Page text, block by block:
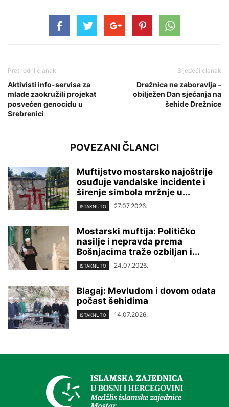
Prethodni članak
Aktivisti info-servisa za
mlade zaokružili projekat
posvećen genocidu u
Srebrenici
Sljedeći članak
Drežnica ne zaboravlja –
obilježen Dan sjećanja na
šehide Drežnice
POVEZANI ČLANCI
Muftijstvo mostarsko najoštrije
osuđuje vandalske incidente i
širenje simbola mržnje u...
ISTAKNUTO 27.07.2026.
Mostarski muftija: Političko
nasilje i nepravda prema
Bošnjacima traže ozbiljan i...
ISTAKNUTO 24.07.2026.
Blagaj: Mevludom i dovom odata
počast šehidima
ISTAKNUTO 14.07.2026.